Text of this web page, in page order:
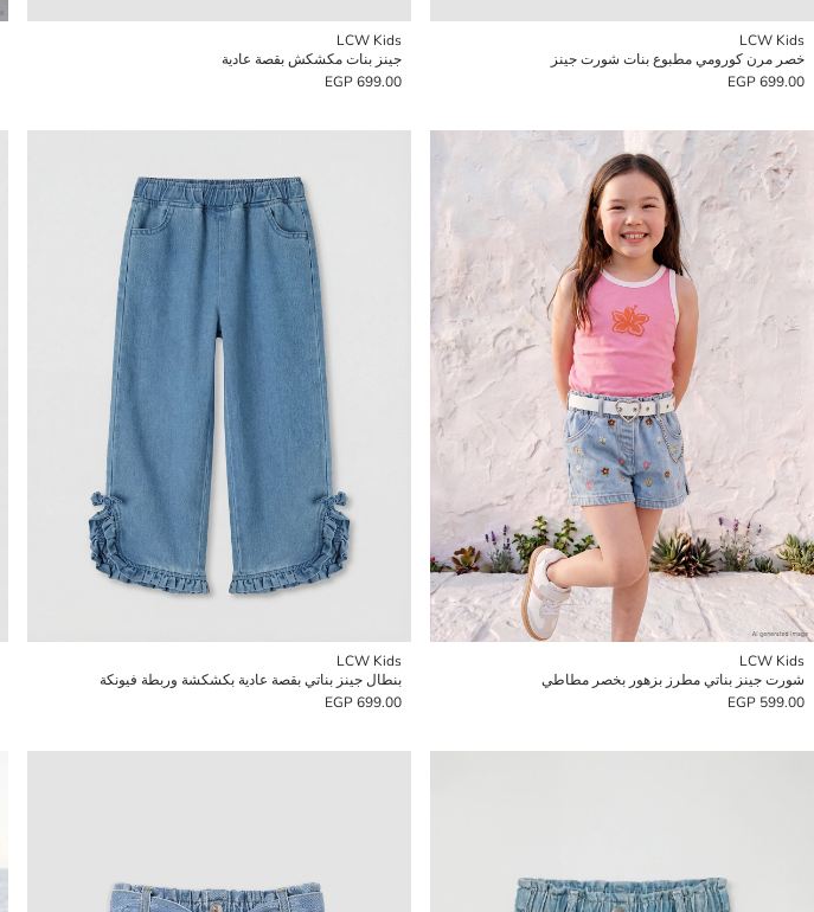
LCW Kids
خصر مرن كورومي مطبوع بنات شورت جينز
699.00 EGP
LCW Kids
جينز بنات مكشكش بقصة عادية
699.00 EGP
LCW Kids
شورت جينز بناتي مطرز بزهور بخصر مطاطي
599.00 EGP
LCW Kids
بنطال جينز بناتي بقصة عادية بكشكشة وربطة فيونكة
699.00 EGP